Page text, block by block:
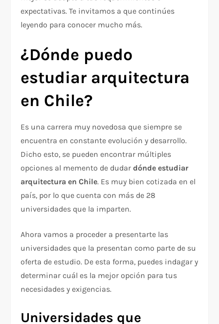
expectativas. Te invitamos a que continúes
leyendo para conocer mucho más.
¿Dónde puedo
estudiar arquitectura
en Chile?
Es una carrera muy novedosa que siempre se
encuentra en constante evolución y desarrollo.
Dicho esto, se pueden encontrar múltiples
opciones al memento de dudardónde estudiar
arquitectura en Chile. Es muy bien cotizada en el
país, por lo que cuenta con más de 28
universidades que la imparten.
Ahora vamos a proceder a presentarte las
universidades que la presentan como parte de su
oferta de estudio. De esta forma, puedes indagar y
determinar cuál es la mejor opción para tus
necesidades y exigencias.
Universidades que